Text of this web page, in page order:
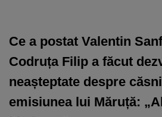
Ce a postat Valentin
Codruța Filip a făcut
neașteptate despre
emisiunea lui Măruță: